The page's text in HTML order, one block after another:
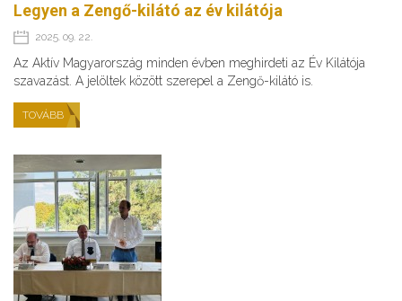
Legyen a Zengő-kilátó az év kilátója
2025. 09. 22.
Az Aktív Magyarország minden évben meghirdeti az Év Kilátója
szavazást. A jelöltek között szerepel a Zengő-kilátó is.
TOVÁBB